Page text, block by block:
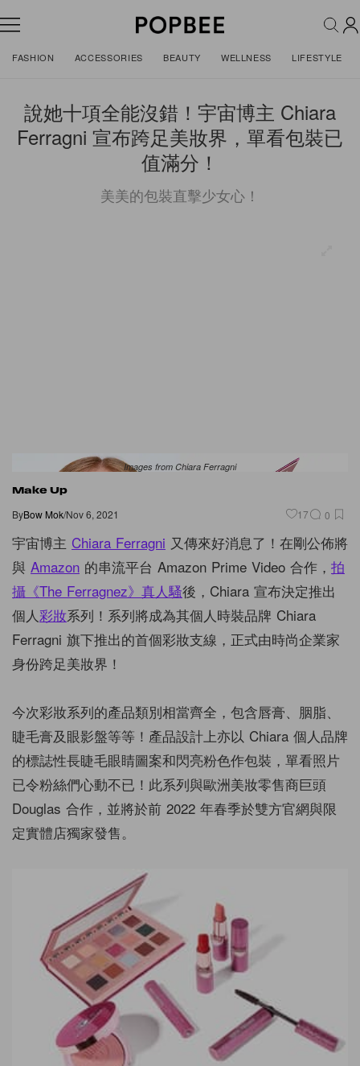
FASHION ACCESSORIES BEAUTY WELLNESS LIFESTYLE
說她十項全能沒錯！宇宙博主 Chiara
Ferragni 宣布跨足美妝界，單看包裝已
值滿分！
美美的包裝直擊少女心！
Images from Chiara Ferragni
Make Up
ByBow Mok/Nov 6, 2021 17 0
宇宙博主 Chiara Ferragni 又傳來好消息了！在剛公佈將
與 Amazon 的串流平台 Amazon Prime Video 合作， 拍
攝《The Ferragnez》真人騷後，Chiara 宣布決定推出
個人 彩妝系列！系列將成為其個人時裝品牌 Chiara
Ferragni 旗下推出的首個彩妝支線，正式由時尚企業家
身份跨足美妝界！
今次彩妝系列的產品類別相當齊全，包含唇膏、胭脂、
睫毛膏及眼影盤等等！產品設計上亦以 Chiara 個人品牌
的標誌性長睫毛眼睛圖案和閃亮粉色作包裝，單看照片
已令粉絲們心動不已！此系列與歐洲美妝零售商巨頭
Douglas 合作，並將於前 2022 年春季於雙方官網與限
定實體店獨家發售。